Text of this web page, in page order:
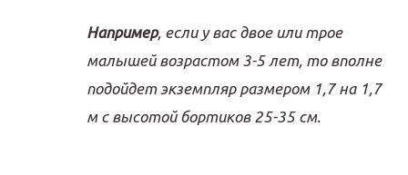
Например, если у вас двое или трое
малышей возрастом 3-5 лет, то вполне
подойдет экземпляр размером 1,7 на 1,7
м с высотой бортиков 25-35 см.